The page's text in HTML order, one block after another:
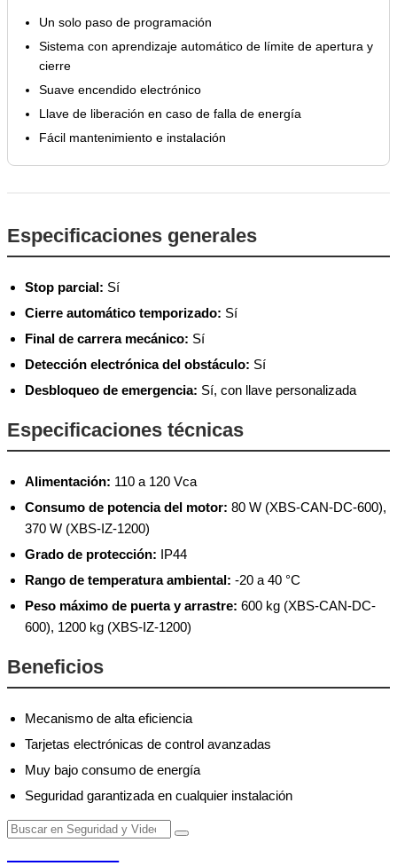
Un solo paso de programación
Sistema con aprendizaje automático de límite de apertura y
cierre
Suave encendido electrónico
Llave de liberación en caso de falla de energía
Fácil mantenimiento e instalación
Especificaciones generales
Stop parcial: Sí
Cierre automático temporizado: Sí
Final de carrera mecánico: Sí
Detección electrónica del obstáculo: Sí
Desbloqueo de emergencia: Sí, con llave personalizada
Especificaciones técnicas
Alimentación: 110 a 120 Vca
Consumo de potencia del motor: 80 W (XBS-CAN-DC-600),
370 W (XBS-IZ-1200)
Grado de protección: IP44
Rango de temperatura ambiental: -20 a 40 °C
Peso máximo de puerta y arrastre: 600 kg (XBS-CAN-DC-
600), 1200 kg (XBS-IZ-1200)
Beneficios
Mecanismo de alta eficiencia
Tarjetas electrónicas de control avanzadas
Muy bajo consumo de energía
Seguridad garantizada en cualquier instalación